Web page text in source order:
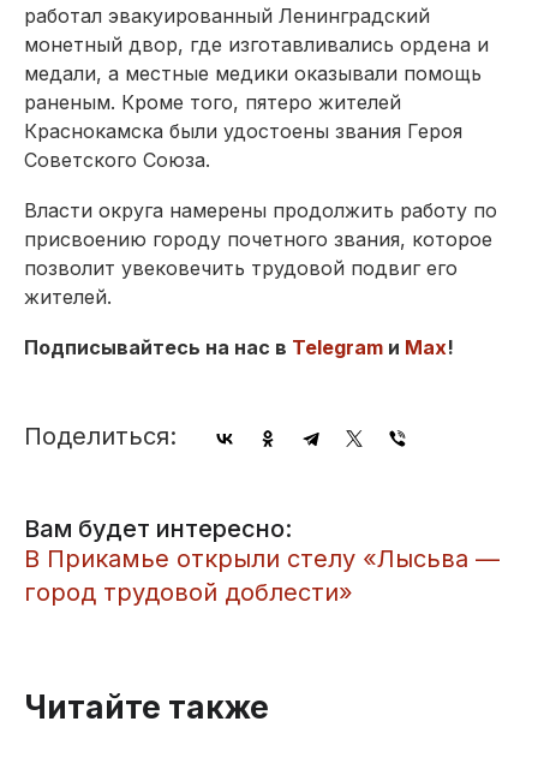
работал эвакуированный Ленинградский
монетный двор, где изготавливались ордена и
медали, а местные медики оказывали помощь
раненым. Кроме того, пятеро жителей
Краснокамска были удостоены звания Героя
Советского Союза.
Власти округа намерены продолжить работу по
присвоению городу почетного звания, которое
позволит увековечить трудовой подвиг его
жителей.
Подписывайтесь на нас в Telegram и Max!
Поделиться:
Вам будет интересно:
В Прикамье открыли стелу «Лысьва —
город трудовой доблести»
Читайте также